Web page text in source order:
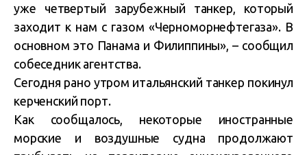
уже четвертый зарубежный танкер, который
заходит к нам с газом «Черноморнефтегаза». В
основном это Панама и Филиппины», – сообщил
собеседник агентства.
Сегодня рано утром итальянский танкер покинул
керченский порт.
Как сообщалось, некоторые иностранные
морские и воздушные судна продолжают